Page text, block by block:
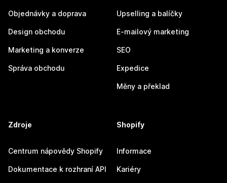
Objednávky a doprava
Design obchodu
Marketing a konverze
Správa obchodu
Upselling a balíčky
E-mailový marketing
SEO
Expedice
Měny a překlad
Zdroje
Centrum nápovědy Shopify
Dokumentace k rozhraní API
Shopify
Informace
Kariéry